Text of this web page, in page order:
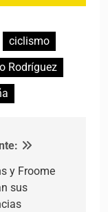
ciclismo
Rodríguez
y Froome
sus